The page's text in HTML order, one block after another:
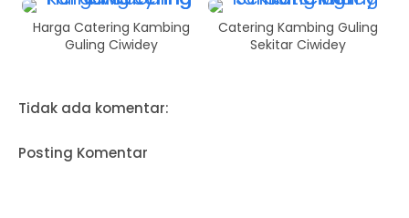
Harga Catering Kambing
Guling Ciwidey
Catering Kambing Guling
Sekitar Ciwidey
Tidak ada komentar:
Posting Komentar